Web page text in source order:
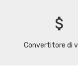
attach_money
Convertitore di